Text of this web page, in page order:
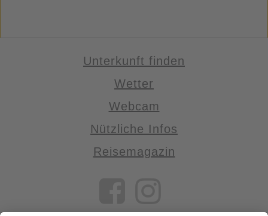
Unterkunft finden
Wetter
Webcam
Nützliche Infos
Reisemagazin